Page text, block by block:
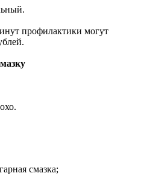
профилактики могут
смазка;